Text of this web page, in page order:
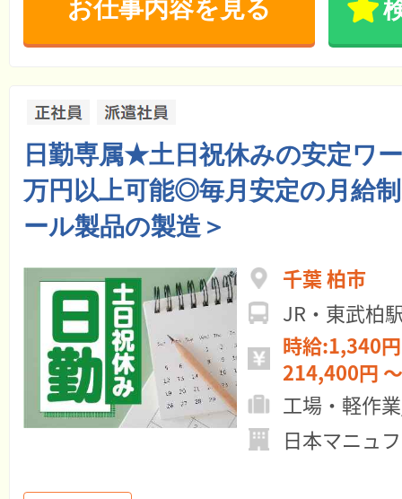
お仕事内容を見る
日勤専属★土日祝休みの安定ワ
万円以上可能◎毎月安定の月給
ール製品の製造＞
千葉 柏市
JR・東武柏
時給:1,340
214,400円
工場・軽作
日本マニュ